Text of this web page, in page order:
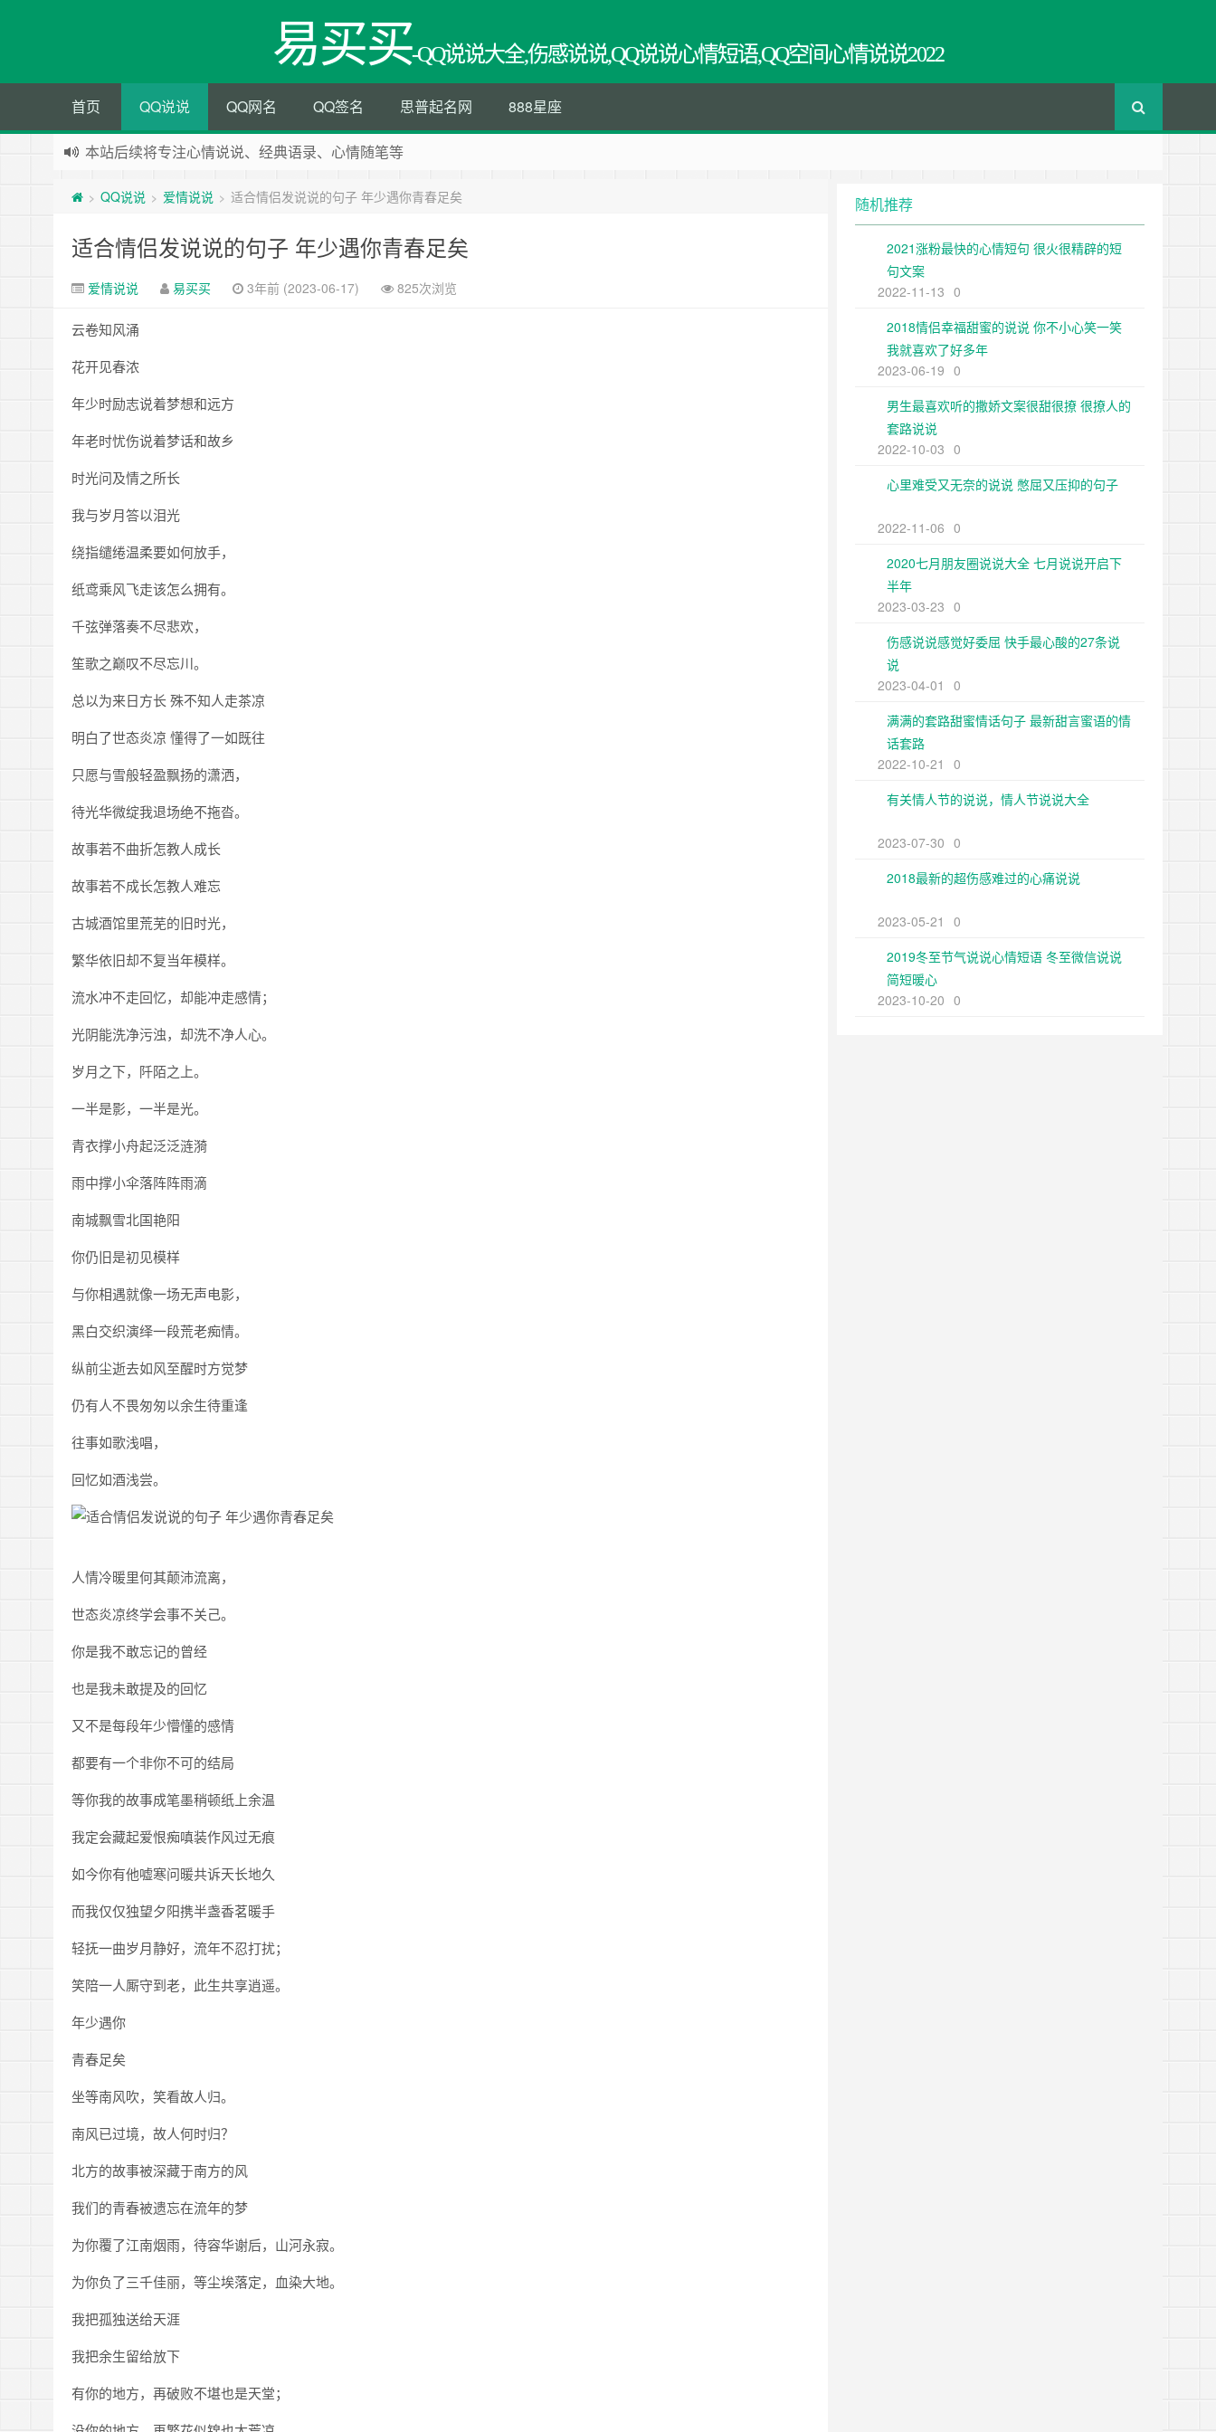
易买买-QQ说说大全,伤感说说,QQ说说心情短语,QQ空间心情说说2022
首页 QQ说说 QQ网名 QQ签名 思普起名网 888星座
本站后续将专注心情说说、经典语录、心情随笔等
> QQ说说 > 爱情说说 > 适合情侣发说说的句子 年少遇你青春足矣
适合情侣发说说的句子 年少遇你青春足矣
爱情说说 易买买 3年前 (2023-06-17) 825次浏览
云卷知风涌
花开见春浓
年少时励志说着梦想和远方
年老时忧伤说着梦话和故乡
时光问及情之所长
我与岁月答以泪光
绕指缱绻温柔要如何放手，
纸鸢乘风飞走该怎么拥有。
千弦弹落奏不尽悲欢，
笙歌之巅叹不尽忘川。
总以为来日方长 殊不知人走茶凉
明白了世态炎凉 懂得了一如既往
只愿与雪般轻盈飘扬的潇洒，
待光华微绽我退场绝不拖沓。
故事若不曲折怎教人成长
故事若不成长怎教人难忘
古城酒馆里荒芜的旧时光，
繁华依旧却不复当年模样。
流水冲不走回忆，却能冲走感情；
光阴能洗净污浊，却洗不净人心。
岁月之下，阡陌之上。
一半是影，一半是光。
青衣撑小舟起泛泛涟漪
雨中撑小伞落阵阵雨滴
南城飘雪北国艳阳
你仍旧是初见模样
与你相遇就像一场无声电影，
黑白交织演绎一段荒老痴情。
纵前尘逝去如风至醒时方觉梦
仍有人不畏匆匆以余生待重逢
往事如歌浅唱，
回忆如酒浅尝。
人情冷暖里何其颠沛流离，
世态炎凉终学会事不关己。
你是我不敢忘记的曾经
也是我未敢提及的回忆
又不是每段年少懵懂的感情
都要有一个非你不可的结局
等你我的故事成笔墨稍顿纸上余温
我定会藏起爱恨痴嗔装作风过无痕
如今你有他嘘寒问暖共诉天长地久
而我仅仅独望夕阳携半盏香茗暖手
轻抚一曲岁月静好，流年不忍打扰；
笑陪一人厮守到老，此生共享逍遥。
年少遇你
青春足矣
坐等南风吹，笑看故人归。
南风已过境，故人何时归？
北方的故事被深藏于南方的风
我们的青春被遗忘在流年的梦
为你覆了江南烟雨，待容华谢后，山河永寂。
为你负了三千佳丽，等尘埃落定，血染大地。
我把孤独送给天涯
我把余生留给放下
有你的地方，再破败不堪也是天堂；
随机推荐
2021涨粉最快的心情短句 很火很精辟的短
句文案
2022-11-13 0
2018情侣幸福甜蜜的说说 你不小心笑一笑
我就喜欢了好多年
2023-06-19 0
男生最喜欢听的撒娇文案很甜很撩 很撩人的
套路说说
2022-10-03 0
心里难受又无奈的说说 憋屈又压抑的句子
2022-11-06 0
2020七月朋友圈说说大全 七月说说开启下
半年
2023-03-23 0
伤感说说感觉好委屈 快手最心酸的27条说
说
2023-04-01
0
满满的套路甜蜜情话句子 最新甜言蜜语的情
话套路
2022-10-21
0
有关情人节的说说，情人节说说大全
2023-07-30 0
2018最新的超伤感难过的心痛说说
2023-05-21
0
2019冬至节气说说心情短语 冬至微信说说
简短暖心
2023-10-20 0